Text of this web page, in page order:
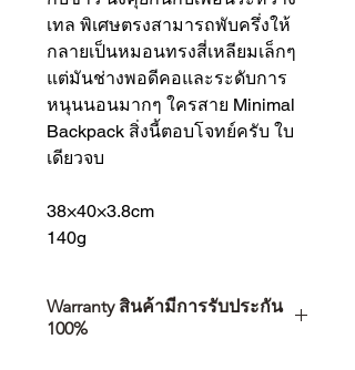
เทล พิเศษตรงสามารถพับครึ่งให้
กลายเป็นหมอนทรงสี่เหลียมเล็กๆ
แต่มันช่างพอดีคอและระดับการ
หนุนนอนมากๆ ใครสาย Minimal
Backpack สิ่งนี้ตอบโจทย์ครับ ใบ
เดียวจบ
38×40×3.8cm
140g
Warranty สินค้ามีการรับประกัน
100%